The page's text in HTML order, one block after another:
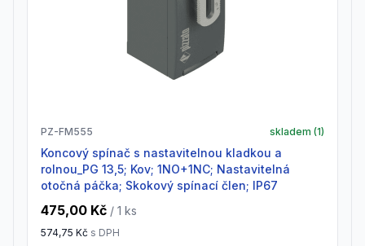
PZ-FM555 skladem (1)
Koncový spínač s nastavitelnou kladkou a
rolnou_PG 13,5; Kov; 1NO+1NC; Nastavitelná
otočná páčka; Skokový spínací člen; IP67
475,00 Kč / 1 ks
574,75 Kč s DPH